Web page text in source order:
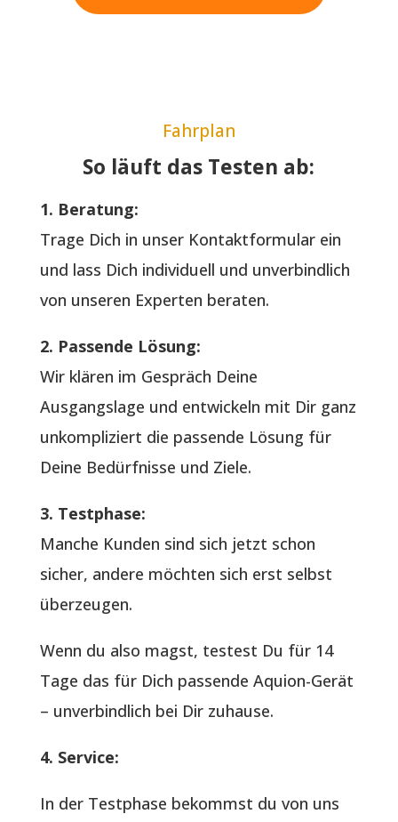
Fahrplan
So läuft das Testen ab:
1. Beratung:
Trage Dich in unser Kontaktformular ein
und lass Dich individuell und unverbindlich
von unseren Experten beraten.
2. Passende Lösung:
Wir klären im Gespräch Deine
Ausgangslage und entwickeln mit Dir ganz
unkompliziert die passende Lösung für
Deine Bedürfnisse und Ziele.
3. Testphase:
Manche Kunden sind sich jetzt schon
sicher, andere möchten sich erst selbst
überzeugen.
Wenn du also magst, testest Du für 14
Tage das für Dich passende Aquion-Gerät
– unverbindlich bei Dir zuhause.
4. Service:
In der Testphase bekommst du von uns